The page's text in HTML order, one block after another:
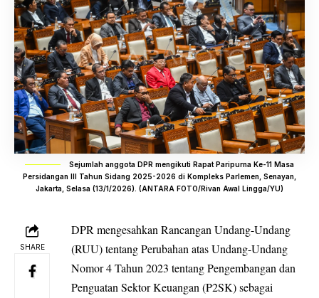
Sejumlah anggota DPR mengikuti Rapat Paripurna Ke-11 Masa
Persidangan III Tahun Sidang 2025-2026 di Kompleks Parlemen, Senayan,
Jakarta, Selasa (13/1/2026). (ANTARA FOTO/Rivan Awal Lingga/YU)
SHARE
DPRmengesahkan Rancangan Undang-Undang
(RUU) tentang Perubahan atas Undang-Undang
Nomor 4 Tahun 2023 tentang Pengembangan dan
Penguatan Sektor Keuangan (P2SK) sebagai